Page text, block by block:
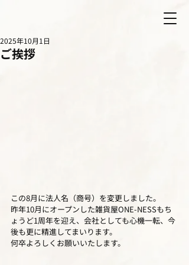
ご挨拶
2025年10月1日
この8月に法人名（商号）を変更しました。
昨年10月にオープンした雑貨屋ONE-NESSもち
ょうど1周年を迎え、会社としても心機一転、今
後も更に精進してまいります。
何卒よろしくお願いいたします。